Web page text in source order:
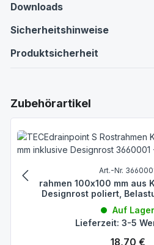
Downloads
Sicherheitshinweise
Produktsicherheit
Produktgalerie überspringen
Zubehörartikel
Art.-Nr.
Rostrahmen 100x100 mm
Designrost poliert,
Auf Lager
Lieferzeit: 3-5
Regulärer
18,70 €